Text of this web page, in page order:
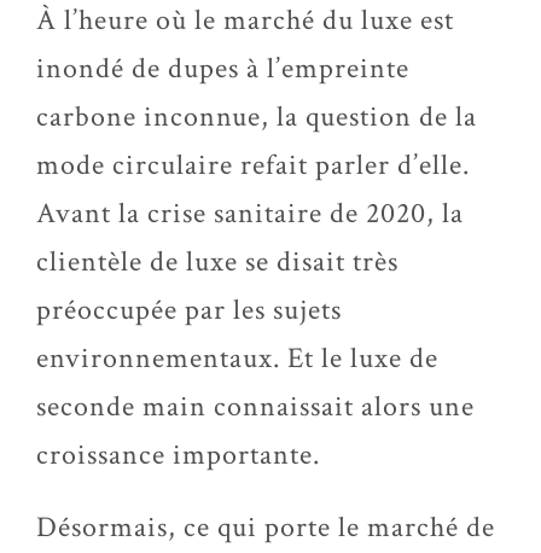
À l’heure où le marché du luxe est
inondé de dupes à l’empreinte
carbone inconnue, la question de la
mode circulaire refait parler d’elle.
Avant la crise sanitaire de 2020, la
clientèle de luxe se disait très
préoccupée par les sujets
environnementaux. Et le luxe de
seconde main connaissait alors une
croissance importante.
Désormais, ce qui porte le marché de